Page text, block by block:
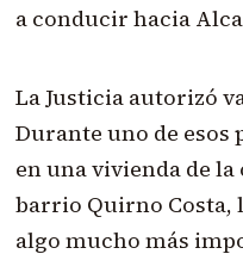
a conducir hacia
La Justicia autorizó
Durante uno de
en una vivienda de
barrio Quirno
algo mucho más